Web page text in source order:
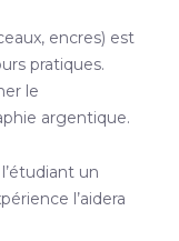
encres) est
pratiques.
le
argentique.
un
l’aidera